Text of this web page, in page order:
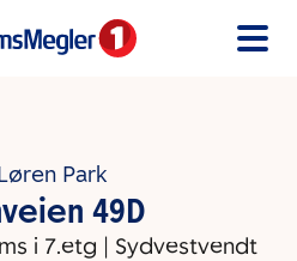
Park
49D
i 7.etg | Sydvestvendt